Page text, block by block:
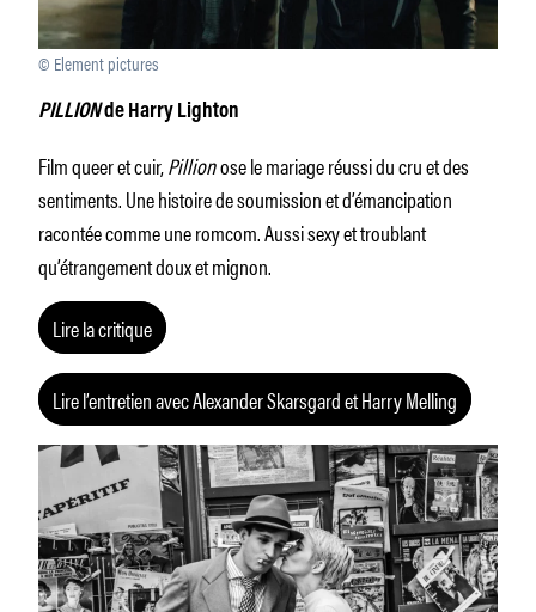
© Element pictures
PILLIONde Harry Lighton
Film queer et cuir,Pillionose le mariage réussi du cru et des
sentiments. Une histoire de soumission et d’émancipation
racontée comme une romcom. Aussi sexy et troublant
qu’étrangement doux et mignon.
Lire la critique
Lire l’entretien avec Alexander Skarsgard et Harry Melling